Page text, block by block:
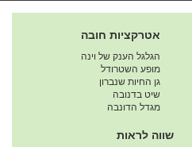
אטרקציות חובה
הגלגל הענק של וינה
מופע השטרודל
גן החיות שנברון
שיט בדנובה
מגדל הדונבה
שווה לראות